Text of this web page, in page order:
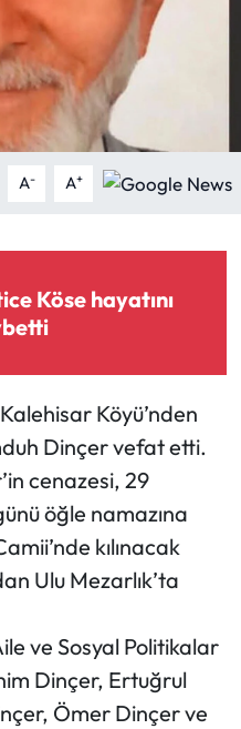
A- A+
Köse hayatını
Köyü’nden
Dinçer vefat etti.
cenazesi, 29
öğle namazına
kılınacak
Ulu Mezarlık’ta
ve Sosyal Politikalar
Dinçer, Ertuğrul
Ömer Dinçer ve